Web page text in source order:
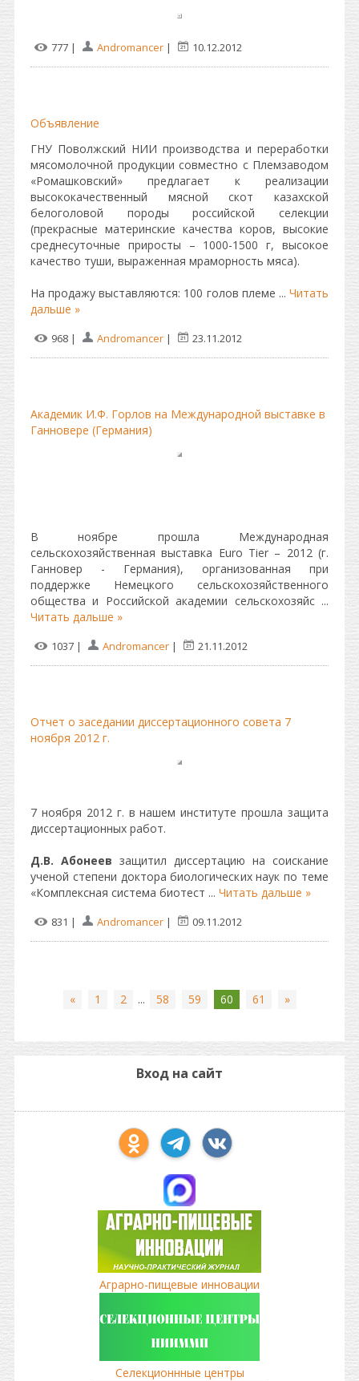
777 | Andromancer | 10.12.2012
Объявление
ГНУ Поволжский НИИ производства и переработки
мясомолочной продукции совместно с Племзаводом
«Ромашковский» предлагает к реализации
высококачественный мясной скот казахской
белоголовой породы российской селекции
(прекрасные материнские качества коров, высокие
среднесуточные приросты – 1000-1500 г, высокое
качество туши, выраженная мраморность мяса).
На продажу выставляются: 100 голов племе ...Читать
дальше »
968 | Andromancer | 23.11.2012
Академик И.Ф. Горлов на Международной выставке в
Ганновере (Германия)
В ноябре прошла Международная
сельскохозяйственная выставка Euro Tier – 2012 (г.
Ганновер - Германия), организованная при
поддержке Немецкого сельскохозяйственного
общества и Российской академии сельскохозяйс ...
Читать дальше »
1037 | Andromancer | 21.11.2012
Отчет о заседании диссертационного совета 7
ноября 2012 г.
7 ноября 2012 г. в нашем институте прошла защита
диссертационных работ.
Д.В. Абонеев защитил диссертацию на соискание
ученой степени доктора биологических наук по теме
«Комплексная система биотест ... Читать дальше »
831 | Andromancer | 09.11.2012
« 1 2 ... 58 59 60 61 »
Вход на сайт
Аграрно-пищевые инновации
Селекционнные центры